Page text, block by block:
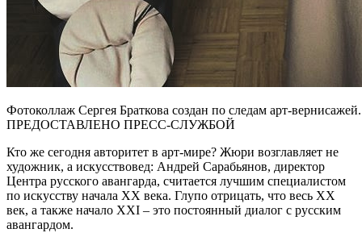
Фотоколлаж Сергея Браткова создан по следам арт-
ПРЕДОСТАВЛЕНО ПРЕСС-СЛУЖБОЙ
Кто же сегодня авторитет в арт-мире? Жюри возглавляет не
художник, а искусствовед: Андрей Сарабьянов, директор
Центра русского авангарда, считается лучшим специалистом
по искусству начала ХХ века. Глупо отрицать, что весь ХХ
век, а также начало ХХI – это постоянный диалог с русским
авангардом.